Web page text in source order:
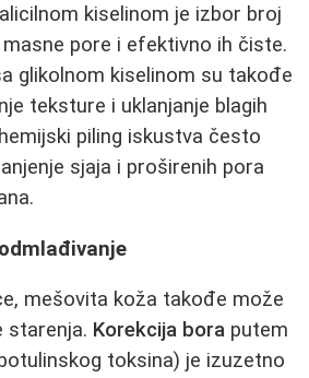
kiselinom je izbor broj
pore i efektivno ih čiste.
glikolnom kiselinom su takođe
teksture i uklanjanje blagih
piling iskustva često
sjaja i proširenih pora
mešovita koža takođe može
starenja. Korekcija bora putem
toksina) je izuzetno